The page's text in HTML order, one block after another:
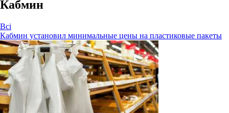
Кабмин
Всі
Кабмин установил минимальные цены на пластиковые пакеты